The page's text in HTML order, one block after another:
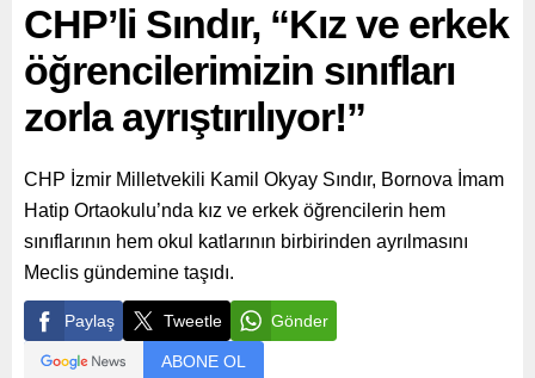
CHP’li Sındır, “Kız ve erkek
öğrencilerimizin sınıfları
zorla ayrıştırılıyor!”
CHP İzmir Milletvekili Kamil Okyay Sındır, Bornova İmam
Hatip Ortaokulu’nda kız ve erkek öğrencilerin hem
sınıflarının hem okul katlarının birbirinden ayrılmasını
Meclis gündemine taşıdı.
Paylaş Tweetle Gönder
ABONE OL